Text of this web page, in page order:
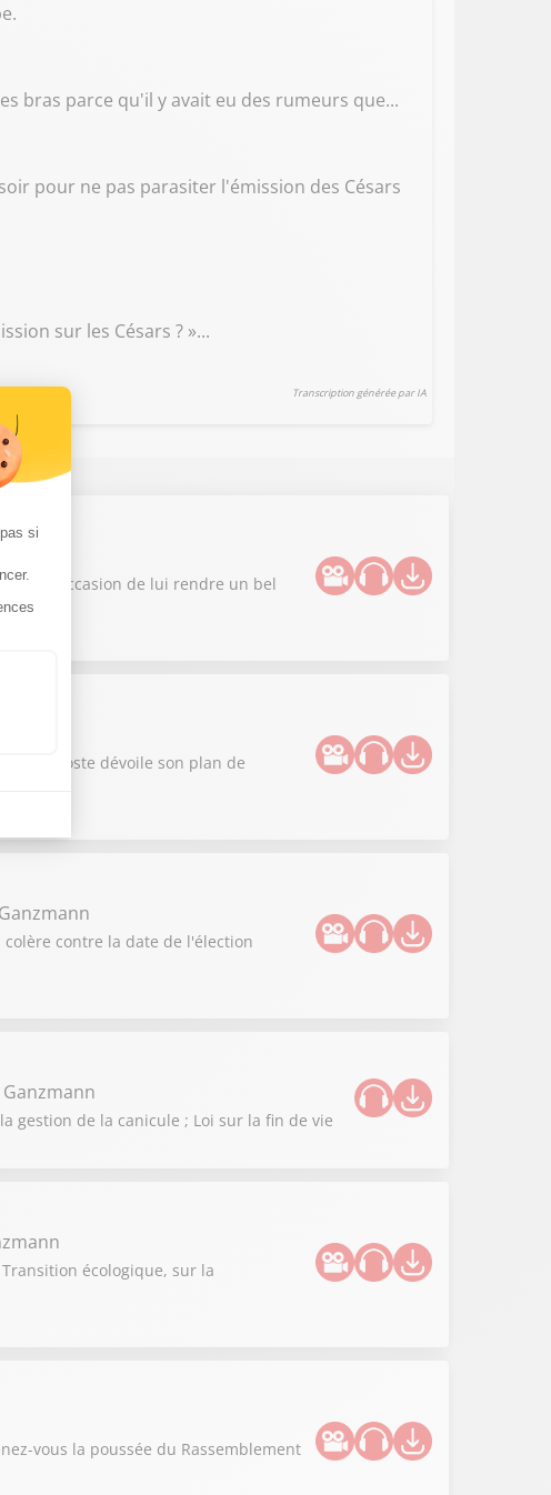
bras parce qu'il y avait eu des rumeurs que...
pour ne pas parasiter l'émission des Césars
sur les Césars ? »...
Transcription générée par IA
L'occasion de lui rendre un bel
; La Poste dévoile son plan de
contre la date de l'élection
gestion de la canicule ; Loi sur la fin de vie
écologique, sur la
vous la poussée du Rassemblement